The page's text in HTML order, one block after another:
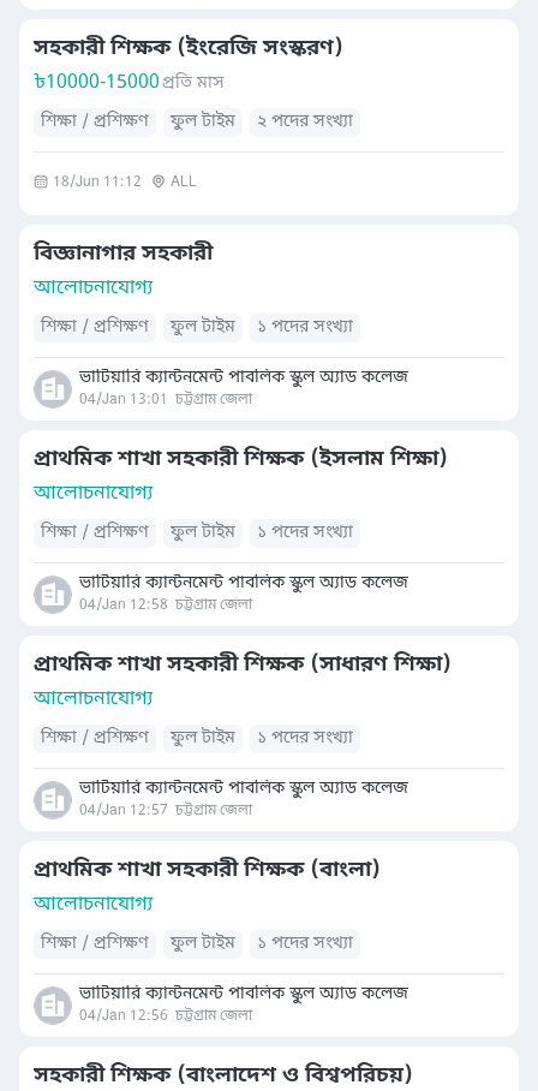
সহকারী শিক্ষক (ইংরেজি সংস্করণ)
৳10000-15000প্রতি মাস
শিক্ষা / প্রশিক্ষণ
ফুল টাইম ২ পদের সংখ্যা
18/Jun 11:12 ALL
বিজ্ঞানাগার সহকারী
আলোচনাযোগ্য
শিক্ষা / প্রশিক্ষণ ফুল টাইম ১ পদের সংখ্যা
ভাটিয়ারি ক্যান্টনমেন্ট পাবলিক স্কুল অ্যাড কলেজ
04/Jan 13:01 চট্টগ্রাম জেলা
প্রাথমিক শাখা সহকারী শিক্ষক (ইসলাম শিক্ষা)
আলোচনাযোগ্য
শিক্ষা / প্রশিক্ষণ ফুল টাইম ১ পদের সংখ্যা
ভাটিয়ারি ক্যান্টনমেন্ট পাবলিক স্কুল অ্যাড কলেজ
04/Jan 12:58 চট্টগ্রাম জেলা
প্রাথমিক শাখা সহকারী শিক্ষক (সাধারণ শিক্ষা)
আলোচনাযোগ্য
শিক্ষা / প্রশিক্ষণ ফুল টাইম ১ পদের সংখ্যা
ভাটিয়ারি ক্যান্টনমেন্ট পাবলিক স্কুল অ্যাড কলেজ
04/Jan 12:57 চট্টগ্রাম জেলা
প্রাথমিক শাখা সহকারী শিক্ষক (বাংলা)
আলোচনাযোগ্য
শিক্ষা / প্রশিক্ষণ ফুল টাইম ১ পদের সংখ্যা
ভাটিয়ারি ক্যান্টনমেন্ট পাবলিক স্কুল অ্যাড কলেজ
04/Jan 12:56 চট্টগ্রাম জেলা
সহকারী শিক্ষক (বাংলাদেশ ও বিশ্বপরিচয়)